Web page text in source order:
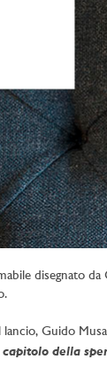
disegnato
Guido
capitolo della